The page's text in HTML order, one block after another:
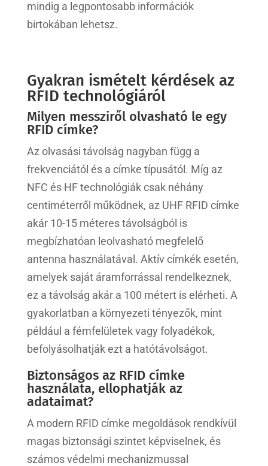
mindig a legpontosabb információk
birtokában lehetsz.
Gyakran ismételt kérdések az
RFID technológiáról
Milyen messziről olvasható le egy
RFID címke?
Az olvasási távolság nagyban függ a
frekvenciától és a címke típusától. Míg az
NFC és HF technológiák csak néhány
centiméterről működnek, az UHF RFID címke
akár 10-15 méteres távolságból is
megbízhatóan leolvasható megfelelő
antenna használatával. Aktív címkék esetén,
amelyek saját áramforrással rendelkeznek,
ez a távolság akár a 100 métert is elérheti. A
gyakorlatban a környezeti tényezők, mint
például a fémfelületek vagy folyadékok,
befolyásolhatják ezt a hatótávolságot.
Biztonságos az RFID címke
használata, ellophatják az
adataimat?
A modern RFID címke megoldások rendkívül
magas biztonsági szintet képviselnek, és
számos védelmi mechanizmussal